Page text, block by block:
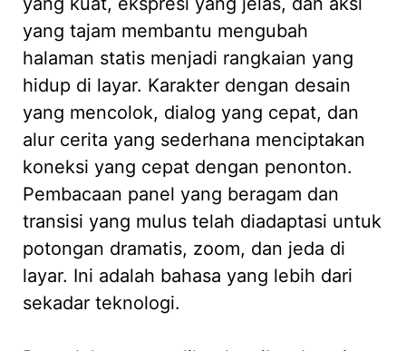
yang tajam membantu mengubah
halaman statis menjadi rangkaian yang
hidup di layar. Karakter dengan desain
yang mencolok, dialog yang cepat, dan
alur cerita yang sederhana menciptakan
koneksi yang cepat dengan penonton.
Pembacaan panel yang beragam dan
transisi yang mulus telah diadaptasi untuk
potongan dramatis, zoom, dan jeda di
layar. Ini adalah bahasa yang lebih dari
sekadar teknologi.